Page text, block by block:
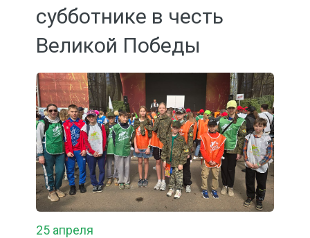
субботнике в честь
Великой Победы
25 апреля